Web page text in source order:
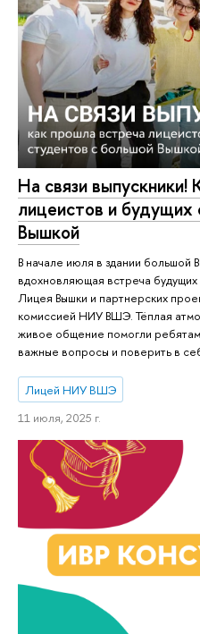
На связи выпускники!
лицеистов и
Вышкой
В начале июля в здании большой
вдохновляющая встреча
Лицея Вышки и партнерских
комиссией НИУ ВШЭ. Тёплая
живое общение помогли
важные вопросы и поверить в
Лицей НИУ ВШЭ
11 июля, 2025 г.